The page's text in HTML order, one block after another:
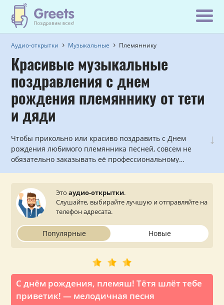
Аудио-открытки Музыкальные Племяннику
Красивые музыкальные
поздравления с днем
рождения племяннику от тети
и дяди
↓
Чтобы прикольно или красиво поздравить с Днем
рождения любимого племянника песней, совсем не
обязательно заказывать её профессиональному
доставку и ваш музыкальный подарок сразу же или с
отсрочкой будет доставлен вашему племяннику от
лица тёти или дяди на мобильный телефон.
Этоаудио-открытки.
Слушайте, выбирайте лучшую и отправляйте на
телефон адресата.
Популярные Новые
С днём рождения, племяш! Тётя шлёт тебе
приветик! — мелодичная песня